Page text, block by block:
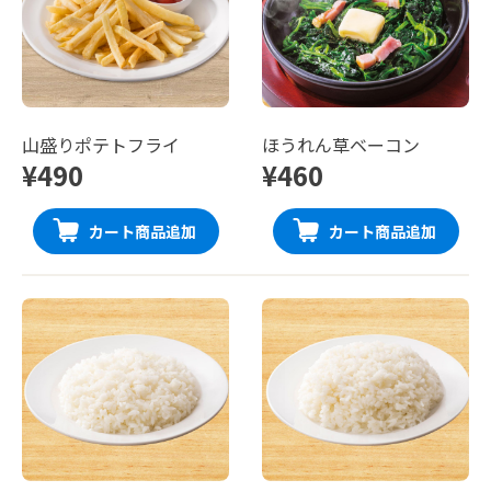
山盛りポテトフライ
¥490
カート商品追加
ほうれん草ベーコン
¥460
カート商品追加